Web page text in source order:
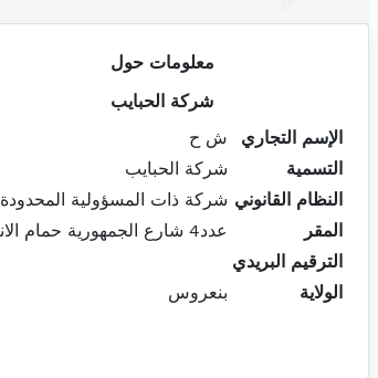
معلومات حول
شركة الحبايب
الإسم التجاري
ش ح
التسمية
شركة الحبايب
النظام القانوني شركة ذات المسؤولية المحدودة
المقر
عدد4 شارع الجمهورية حمام الانف
الترقيم البريدي
الولاية
بنعروس